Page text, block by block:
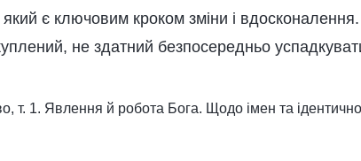
є ключовим кроком зміни і вдосконалення.
не здатний безпосередньо
т. 1. Явлення й робота Бога. Щодо імен та